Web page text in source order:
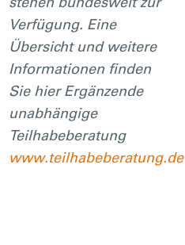
Verfügung. Eine
Übersicht und weitere
Informationen finden
Sie hier Ergänzende
unabhängige
Teilhabeberatung
www.teilhabeberatung.de